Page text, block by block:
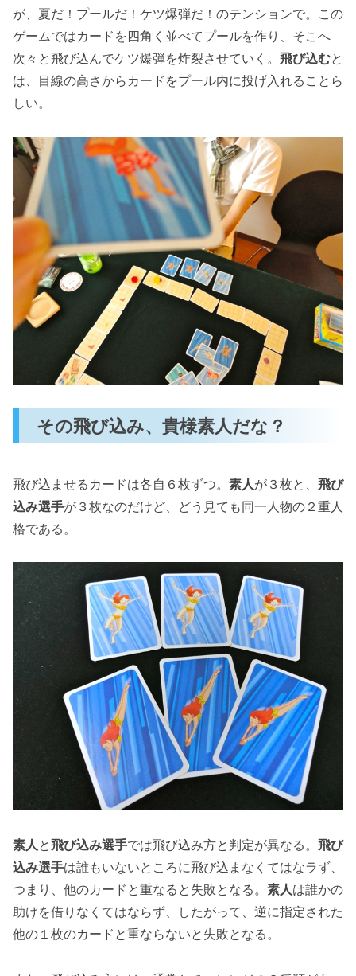
が、夏だ！プールだ！ケツ爆弾だ！のテンションで。この
ゲームではカードを四角く並べてプールを作り、そこへ
次々と飛び込んでケツ爆弾を炸裂させていく。 飛び込むと
は、目線の高さからカードをプール内に投げ入れることら
しい。
その飛び込み、貴様素人だな？
飛び込ませるカードは各自６枚ずつ。 素人が３枚と、 飛び
込み選手が３枚なのだけど、どう見ても同一人物の２重人
格である。
素人と飛び込み選手では飛び込み方と判定が異なる。 飛び
込み選手は誰もいないところに飛び込まなくてはなラず、
つまり、他のカードと重なると失敗となる。 素人は誰かの
助けを借りなくてはならず、したがって、逆に指定された
他の１枚のカードと重ならないと失敗となる。